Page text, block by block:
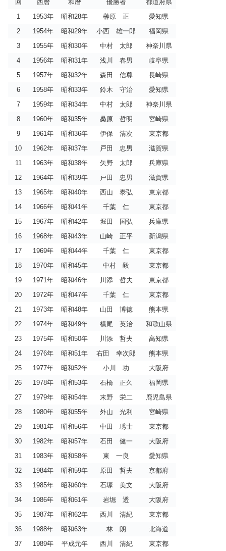
回 西暦 和暦 優勝者
都道府県
1
1953年 昭和28年 榊原 正
愛知県
2
1954年 昭和29年 小西 雄一郎
福岡県
3
1955年 昭和30年 中村 太郎
神奈川県
4
1956年 昭和31年 浅川 春男
岐阜県
5
1957年 昭和32年 森田 信尊
長崎県
6
1958年 昭和33年 鈴木 守治
愛知県
7
1959年 昭和34年 中村 太郎
神奈川県
8
1960年 昭和35年 桑原 哲明
宮崎県
9
1961年 昭和36年 伊保 清次
東京都
10
1962年 昭和37年 戸田 忠男
滋賀県
11
1963年 昭和38年 矢野 太郎
兵庫県
12
1964年 昭和39年 戸田 忠男
滋賀県
13
1965年 昭和40年 西山 泰弘
東京都
14
1966年 昭和41年 千葉 仁
東京都
15
1967年 昭和42年 堀田 国弘
兵庫県
16
1968年 昭和43年 山崎 正平
新潟県
17
1969年 昭和44年 千葉 仁
東京都
18
1970年 昭和45年 中村 毅
東京都
19
1971年 昭和46年 川添 哲夫
東京都
20
1972年 昭和47年 千葉 仁
東京都
21
1973年 昭和48年 山田 博徳
熊本県
22
1974年 昭和49年 横尾 英治
和歌山県
23
1975年 昭和50年 川添 哲夫
高知県
24
1976年 昭和51年 右田 幸次郎
熊本県
25
1977年 昭和52年 小川 功
大阪府
26
1978年 昭和53年 石橋 正久
福岡県
27
1979年 昭和54年 末野 栄二
鹿児島県
28
1980年 昭和55年 外山 光利
宮崎県
29
1981年 昭和56年 中田 琇士
東京都
30
1982年 昭和57年 石田 健一
大阪府
31
1983年 昭和58年 東 一良
愛知県
32
1984年 昭和59年 原田 哲夫
京都府
33
1985年 昭和60年 石塚 美文
大阪府
34
1986年 昭和61年 岩堀 透
大阪府
35
1987年 昭和62年 西川 清紀
東京都
36
1988年 昭和63年 林 朗
北海道
37
1989年 平成元年 西川 清紀
東京都